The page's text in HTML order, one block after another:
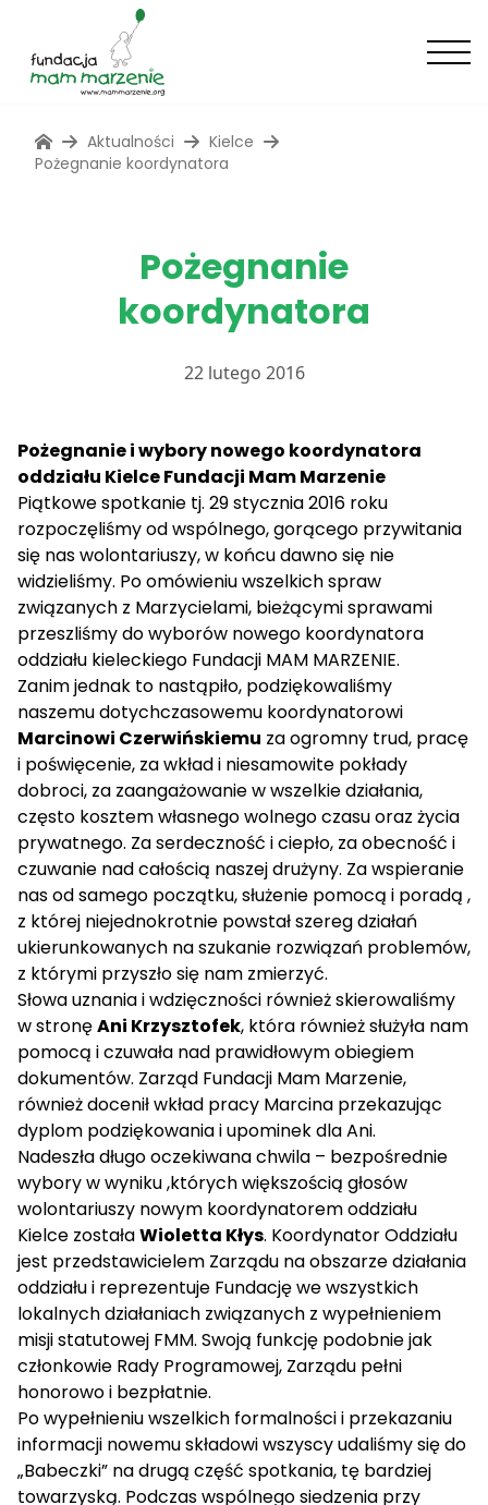
Aktualności
Kielce
Pożegnanie koordynatora
Pożegnanie
koordynatora
22 lutego 2016
Pożegnanie i wybory nowego koordynatora
oddziału Kielce Fundacji Mam Marzenie
Piątkowe spotkanie tj. 29 stycznia 2016 roku
rozpoczęliśmy od wspólnego, gorącego przywitania
się nas wolontariuszy, w końcu dawno się nie
widzieliśmy. Po omówieniu wszelkich spraw
związanych z Marzycielami, bieżącymi sprawami
przeszliśmy do wyborów nowego koordynatora
oddziału kieleckiego Fundacji MAM MARZENIE.
Zanim jednak to nastąpiło, podziękowaliśmy
naszemu dotychczasowemu koordynatorowi
Marcinowi Czerwińskiemu za ogromny trud, pracę
i poświęcenie, za wkład i niesamowite pokłady
dobroci, za zaangażowanie w wszelkie działania,
często kosztem własnego wolnego czasu oraz życia
prywatnego. Za serdeczność i ciepło, za obecność i
czuwanie nad całością naszej drużyny. Za wspieranie
nas od samego początku, służenie pomocą i poradą ,
z której niejednokrotnie powstał szereg działań
ukierunkowanych na szukanie rozwiązań problemów,
z którymi przyszło się nam zmierzyć.
Słowa uznania i wdzięczności również skierowaliśmy
w stronęAni Krzysztofek, która również służyła nam
pomocą i czuwała nad prawidłowym obiegiem
dokumentów. Zarząd Fundacji Mam Marzenie,
również docenił wkład pracy Marcina przekazując
dyplom podziękowania i upominek dla Ani.
Nadeszła długo oczekiwana chwila – bezpośrednie
wybory w wyniku ,których większością głosów
wolontariuszy nowym koordynatorem oddziału
Kielce zostałaWioletta Kłys. Koordynator Oddziału
jest przedstawicielem Zarządu na obszarze działania
oddziału i reprezentuje Fundację we wszystkich
lokalnych działaniach związanych z wypełnieniem
misji statutowej FMM. Swoją funkcję podobnie jak
członkowie Rady Programowej, Zarządu pełni
honorowo i bezpłatnie.
Po wypełnieniu wszelkich formalności i przekazaniu
informacji nowemu składowi wszyscy udaliśmy się do
„Babeczki” na drugą część spotkania, tę bardziej
towarzyską. Podczas wspólnego siedzenia przy